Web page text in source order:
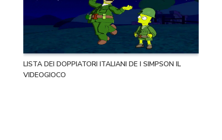
LISTA DEI DOPPIATORI ITALIANI DE I SIMPSON IL
VIDEOGIOCO